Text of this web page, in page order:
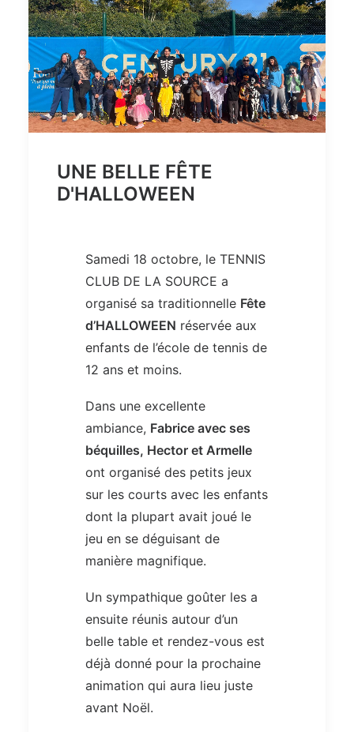
UNE BELLE FÊTE
D'HALLOWEEN
Samedi 18 octobre, le TENNIS
CLUB DE LA SOURCE a
organisé sa traditionnelle Fête
d’HALLOWEEN réservée aux
enfants de l’école de tennis de
12 ans et moins.
Dans une excellente
ambiance, Fabrice avec ses
béquilles, Hector et Armelle
ont organisé des petits jeux
sur les courts avec les enfants
dont la plupart avait joué le
jeu en se déguisant de
manière magnifique.
Un sympathique goûter les a
ensuite réunis autour d’un
belle table et rendez-vous est
déjà donné pour la prochaine
animation qui aura lieu juste
avant Noël.